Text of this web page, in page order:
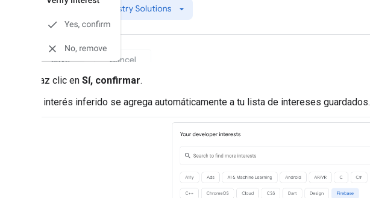
Haz clic en Sí, confirmar.
El interés inferido se agrega automáticamente a tu lista de intereses guardados.